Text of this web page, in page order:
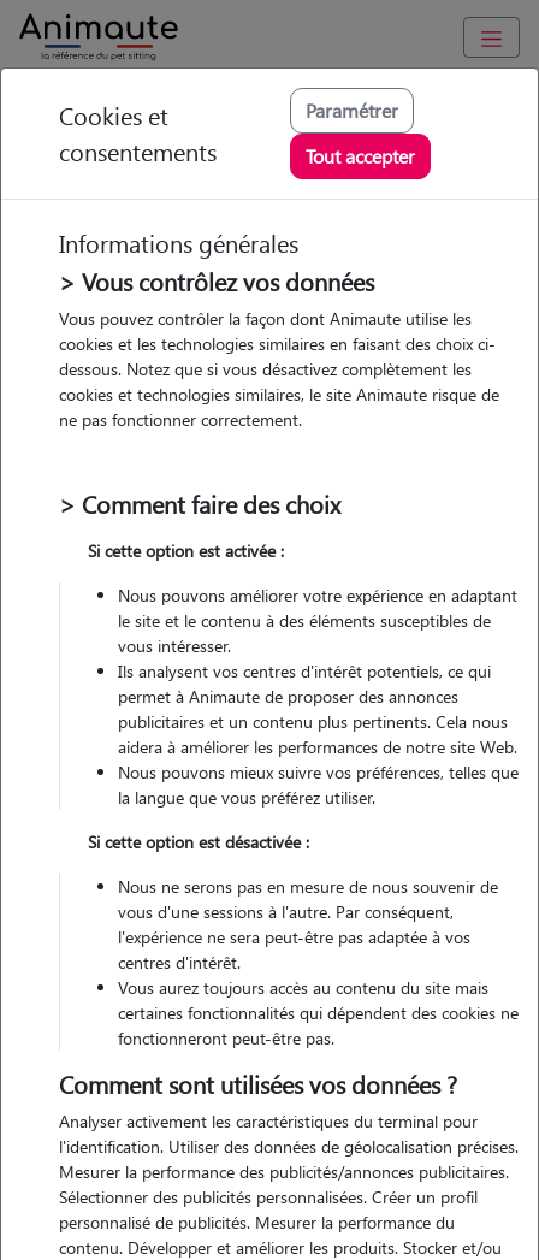
Animaute Normandie Seine-Maritime/Rouen
Emma - Petsitter à
ROUEN
• 18 ans
Non véhiculé
Contacter
L'envoi d'une demande est sans engagement
Motivation
m'occuper des animaux et être à leur contact a toujours été une
source de bonheur pour moi. j'aime me sentir utile en aidant les
propriétaires d'animaux de compagnie, tout en exerçant une véritable
Cookies et
consentements
Paramétrer
Tout accepter
Informations générales
> Vous contrôlez vos données
Vous pouvez contrôler la façon dont Animaute utilise les
cookies et les technologies similaires en faisant des choix ci-
dessous. Notez que si vous désactivez complètement les
cookies et technologies similaires, le site Animaute risque de
ne pas fonctionner correctement.
> Comment faire des choix
Si cette option est activée :
Nous pouvons améliorer votre expérience en adaptant
le site et le contenu à des éléments susceptibles de
vous intéresser.
Ils analysent vos centres d'intérêt potentiels, ce qui
permet à Animaute de proposer des annonces
publicitaires et un contenu plus pertinents. Cela nous
aidera à améliorer les performances de notre site Web.
Nous pouvons mieux suivre vos préférences, telles que
la langue que vous préférez utiliser.
Si cette option est désactivée :
Nous ne serons pas en mesure de nous souvenir de
vous d'une sessions à l'autre. Par conséquent,
l'expérience ne sera peut-être pas adaptée à vos
centres d'intérêt.
Vous aurez toujours accès au contenu du site mais
certaines fonctionnalités qui dépendent des cookies ne
fonctionneront peut-être pas.
Comment sont utilisées vos données ?
Analyser activement les caractéristiques du terminal pour
l'identification. Utiliser des données de géolocalisation précises.
Mesurer la performance des publicités/annonces publicitaires.
Sélectionner des publicités personnalisées. Créer un profil
personnalisé de publicités. Mesurer la performance du
contenu. Développer et améliorer les produits. Stocker et/ou